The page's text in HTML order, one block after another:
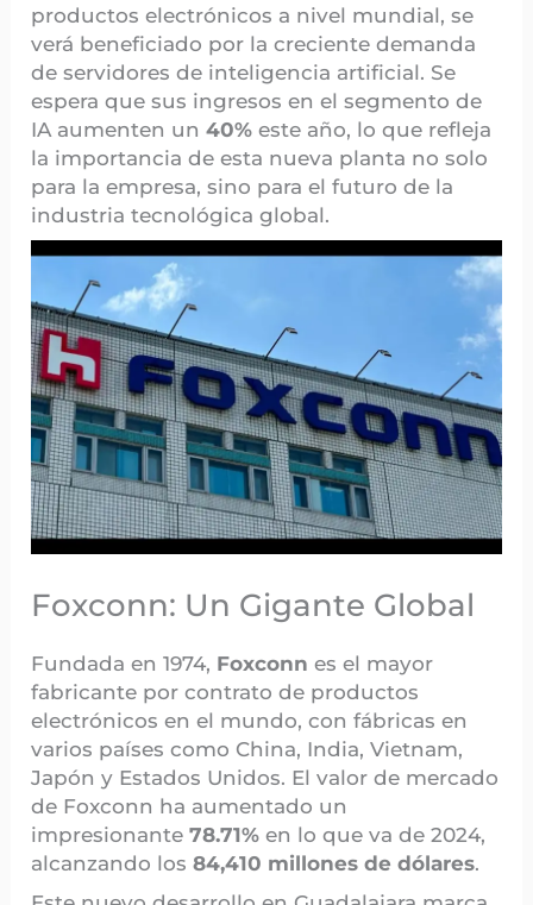
productos electrónicos a nivel mundial, se
verá beneficiado por la creciente demanda
de servidores de inteligencia artificial. Se
espera que sus ingresos en el segmento de
IA aumenten un40% este año, lo que refleja
la importancia de esta nueva planta no solo
para la empresa, sino para el futuro de la
industria tecnológica global.
Foxconn: Un Gigante Global
Fundada en 1974, Foxconn es el mayor
fabricante por contrato de productos
electrónicos en el mundo, con fábricas en
varios países como China, India, Vietnam,
Japón y Estados Unidos. El valor de mercado
de Foxconn ha aumentado un
impresionante78.71% en lo que va de 2024,
alcanzando los84,410 millones de dólares.